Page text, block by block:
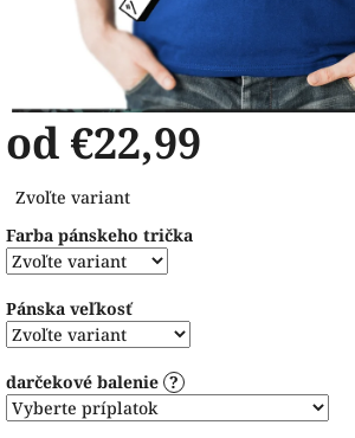
od €22,99
cena:
Zvoľte variant
Farba pánskeho trička
Pánska veľkosť
darčekové balenie ?